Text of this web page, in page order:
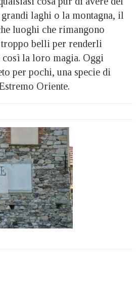
laghi o la montagna, il
luoghi che rimangono
belli per renderli
la loro magia. Oggi
per pochi, una specie di
Oriente.